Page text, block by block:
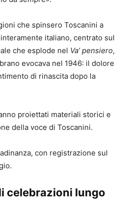
che spinsero Toscanini a
italiano, centrato sul
che esplode nel Va’ pensiero,
evocava nel 1946: il dolore
di rinascita dopo la
proiettati materiali storici e
della voce di Toscanini.
con registrazione sul
celebrazioni lungo